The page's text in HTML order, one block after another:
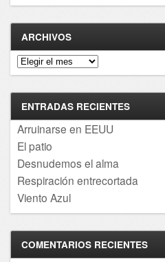
ARCHIVOS
Archivos
ENTRADAS RECIENTES
Arruinarse en EEUU
El patio
Desnudemos el alma
Respiración entrecortada
Viento Azul
COMENTARIOS RECIENTES